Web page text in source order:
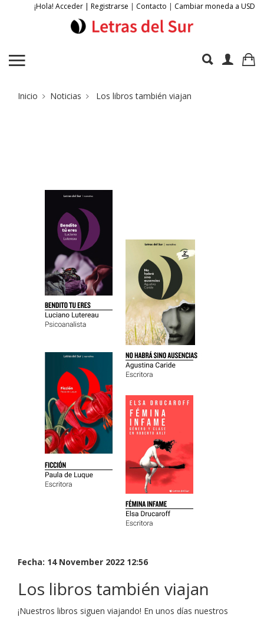
¡Hola! Acceder | Registrarse | Contacto | Cambiar moneda a USD
Inicio Noticias Los libros también viajan
Fecha: 14 November 2022 12:56
Los libros también viajan
¡Nuestros libros siguen viajando! En unos días nuestros